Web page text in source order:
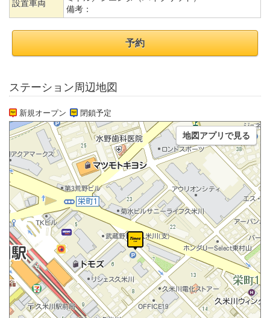
設置車両
備考：
予約
ステーション周辺地図
新規オープン 閉鎖予定
地図アプリで見る